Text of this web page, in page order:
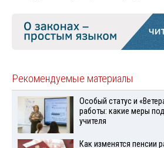
Рекомендуемые материалы
Особый статус и
работы: какие меры
учителя
Как изменятся пенсии